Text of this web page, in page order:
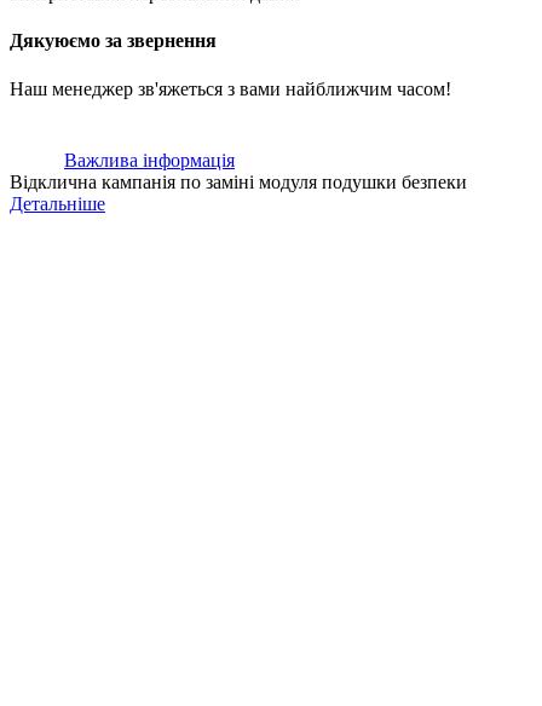
Дякуюємо за звернення
Наш менеджер зв'яжеться з вами найближчим часом!
Важлива інформація
Відклична кампанія по заміні модуля подушки безпеки
Детальніше